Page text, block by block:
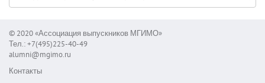
© 2020 «Ассоциация выпускников МГИМО»
Тел.: +7(495)225-40-49
alumni@mgimo.ru
Контакты